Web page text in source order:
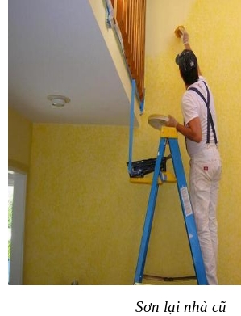
Sơn lại nhà cũ